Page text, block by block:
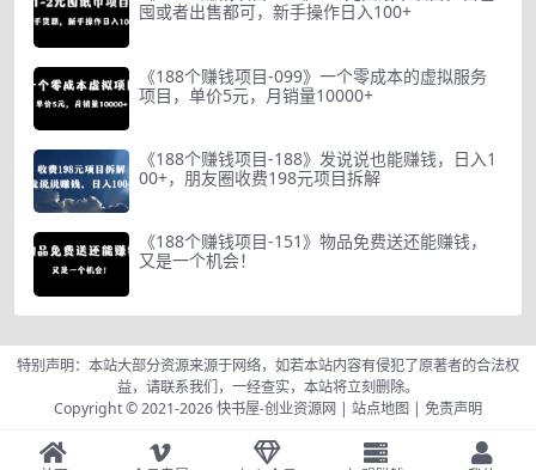
囤或者出售都可，新手操作日入100+
《188个赚钱项目-099》一个零成本的虚拟服务
项目，单价5元，月销量10000+
《188个赚钱项目-188》发说说也能赚钱，日入1
00+，朋友圈收费198元项目拆解
《188个赚钱项目-151》物品免费送还能赚钱，
又是一个机会！
特别声明：本站大部分资源来源于网络，如若本站内容有侵犯了原著者的合法权
益，请联系我们，一经查实，本站将立刻删除。
Copyright © 2021-2026快书屋-创业资源网 | 站点地图 | 免责声明